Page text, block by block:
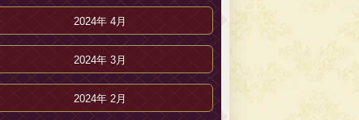
2024年 4月
2024年 3月
2024年 2月